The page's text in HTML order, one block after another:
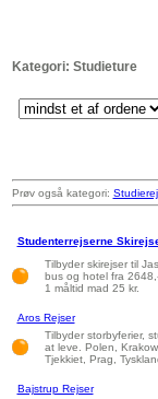
Kategori: Studieture
Prøv også kategori:
Studenterrejserne
Tilbyder skirejser til
bus og hotel fra
1 måltid mad 25 kr.
Aros Rejser
Tilbyder storbyferier,
at leve. Polen,
Tjekkiet, Prag,
Bajstrup Rejser